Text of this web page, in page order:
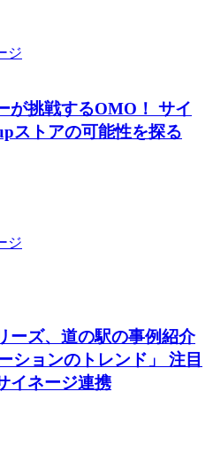
ジ
が挑戦するOMO！ サイ
ストアの可能性を探る
ジ
ーズ、道の駅の事例紹介
ションのトレンド」 注目
イネージ連携